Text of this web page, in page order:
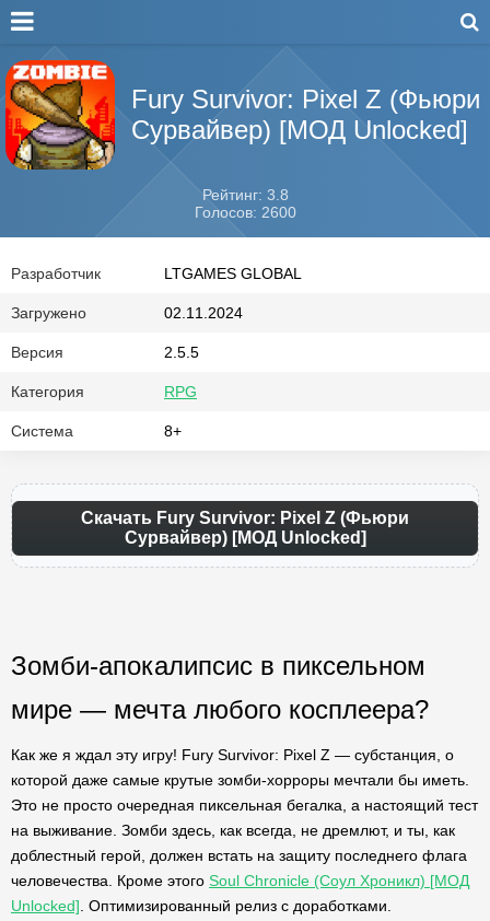
Fury Survivor: Pixel Z (Фьюри
Сурвайвер) [МОД Unlocked]
Рейтинг: 3.8
Голосов: 2600
Разработчик LTGAMES GLOBAL
Загружено 02.11.2024
Версия 2.5.5
Категория RPG
Система 8+
Скачать Fury Survivor: Pixel Z (Фьюри
Сурвайвер) [МОД Unlocked]
Зомби-апокалипсис в пиксельном
мире — мечта любого косплеера?
Как же я ждал эту игру! Fury Survivor: Pixel Z — субстанция, о
которой даже самые крутые зомби-хорроры мечтали бы иметь.
Это не просто очередная пиксельная бегалка, а настоящий тест
на выживание. Зомби здесь, как всегда, не дремлют, и ты, как
доблестный герой, должен встать на защиту последнего флага
человечества. Кроме этого Soul Chronicle (Соул Хроникл) [МОД
Unlocked] . Оптимизированный релиз с доработками.